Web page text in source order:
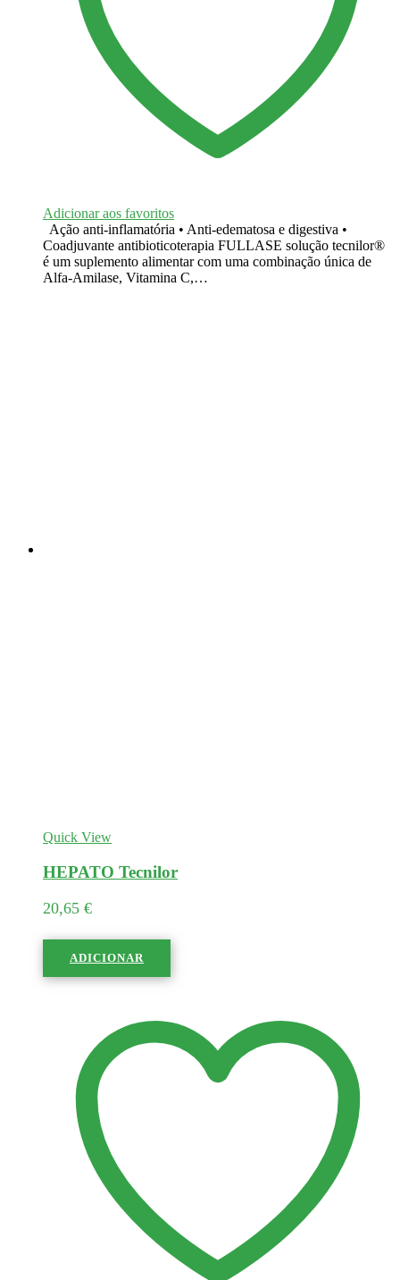
Adicionar aos favoritos
Ação anti-inflamatória • Anti-edematosa e digestiva •
Coadjuvante antibioticoterapia FULLASE solução tecnilor®
é um suplemento alimentar com uma combinação única de
Alfa-Amilase, Vitamina C,…
Quick View
HEPATO Tecnilor
20,65 €
ADICIONAR